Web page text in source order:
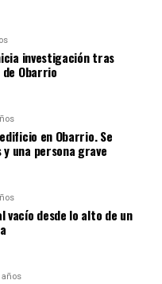
investigación tras
Obarrio
en Obarrio. Se
una persona grave
vacío desde lo alto de un
años